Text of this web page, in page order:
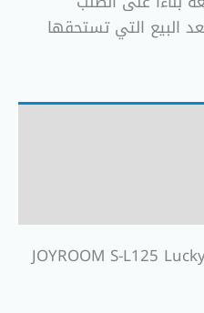
البيع التي تستحقها
JOYROOM S-L125